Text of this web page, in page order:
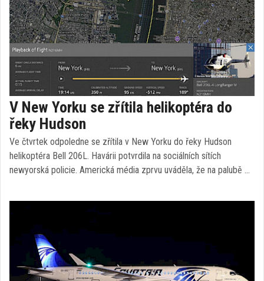
V New Yorku se zřítila helikoptéra do
řeky Hudson
Ve čtvrtek odpoledne se zřítila v New Yorku do řeky Hudson
helikoptéra Bell 206L. Havárii potvrdila na sociálních sítích
newyorská policie. Americká média zprvu uváděla, že na palubě …